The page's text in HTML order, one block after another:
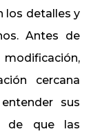
los detalles y
Antes de
cercana
sus
de que las